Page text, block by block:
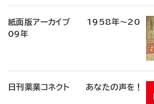
紙面版アーカイブ 1958年～20
09年
日刊薬業コネクト あなたの声を！